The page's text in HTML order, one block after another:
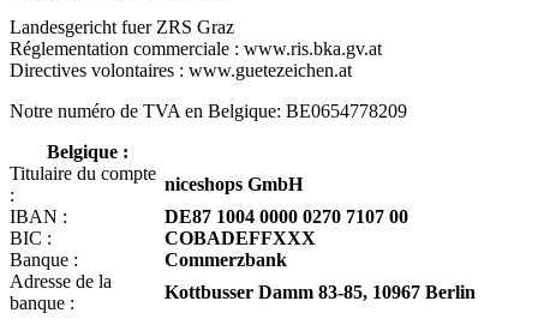
Landesgericht fuer ZRS Graz
Réglementation commerciale : www.ris.bka.gv.at
Directives volontaires : www.guetezeichen.at
Notre numéro de TVA en Belgique: BE0654778209
Belgique :
Titulaire du compte
:
niceshops GmbH
IBAN :
DE87 1004 0000 0270 7107 00
BIC :
COBADEFFXXX
Banque :
Commerzbank
Adresse de la
banque :
Kottbusser Damm 83-85, 10967 Berlin